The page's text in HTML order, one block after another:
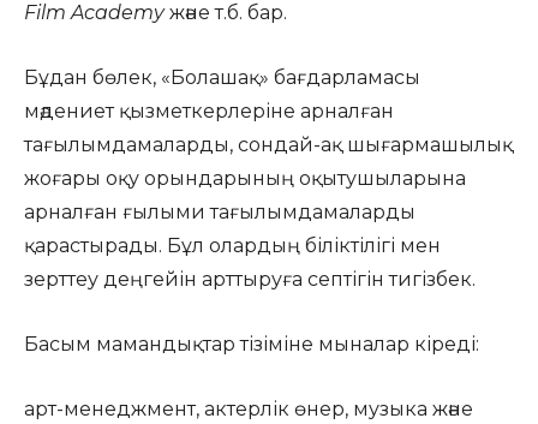
Film Academyжәне т.б. бар.
Бұдан бөлек, «Болашақ» бағдарламасы
мәдениет қызметкерлеріне арналған
тағылымдамаларды, сондай-ақ шығармашылық
жоғары оқу орындарының оқытушыларына
арналған ғылыми тағылымдамаларды
қарастырады. Бұл олардың біліктілігі мен
зерттеу деңгейін арттыруға септігін тигізбек.
Басым мамандықтар тізіміне мыналар кіреді:
арт-менеджмент, актерлік өнер, музыка және